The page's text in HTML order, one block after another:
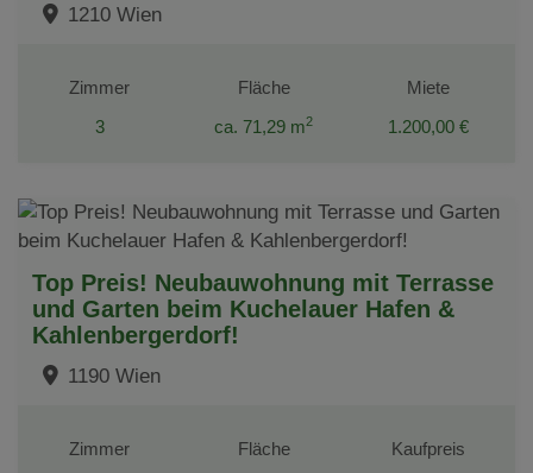
1210 Wien
Zimmer
3
Fläche
ca. 71,29 m2
Miete
1.200,00 €
Top Preis! Neubauwohnung mit Terrasse
und Garten beim Kuchelauer Hafen &
Kahlenbergerdorf!
1190 Wien
Zimmer
Fläche
Kaufpreis